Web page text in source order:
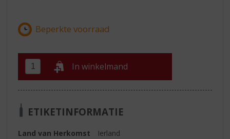
In winkelmand
ETIKETINFORMATIE
Land van Herkomst
Ierland